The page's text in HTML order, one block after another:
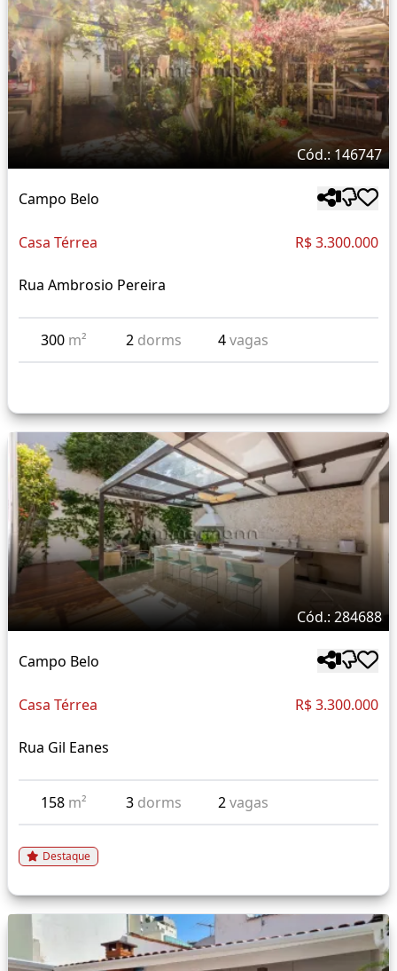
Cód.: 146747
Campo Belo
Casa Térrea R$ 3.300.000
Rua Ambrosio Pereira
300 m² 2 dorms 4vagas
Cód.: 284688
Campo Belo
Casa Térrea R$ 3.300.000
Rua Gil Eanes
158 m² 3 dorms 2vagas
Destaque